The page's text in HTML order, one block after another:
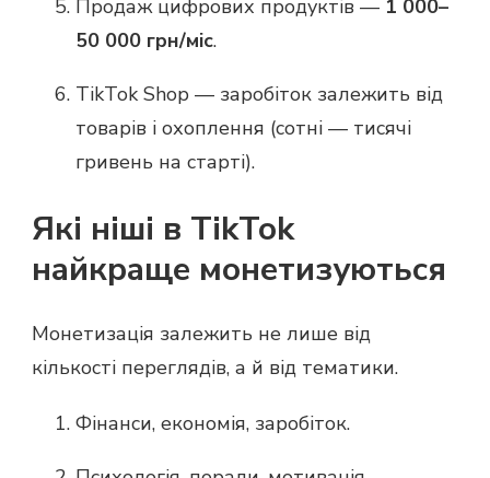
Продаж цифрових продуктів — 1 000–
50 000 грн/міс.
TikTok Shop — заробіток залежить від
товарів і охоплення (сотні — тисячі
гривень на старті).
Які ніші в TikTok
найкраще монетизуються
Монетизація залежить не лише від
кількості переглядів, а й від тематики.
Фінанси, економія, заробіток.